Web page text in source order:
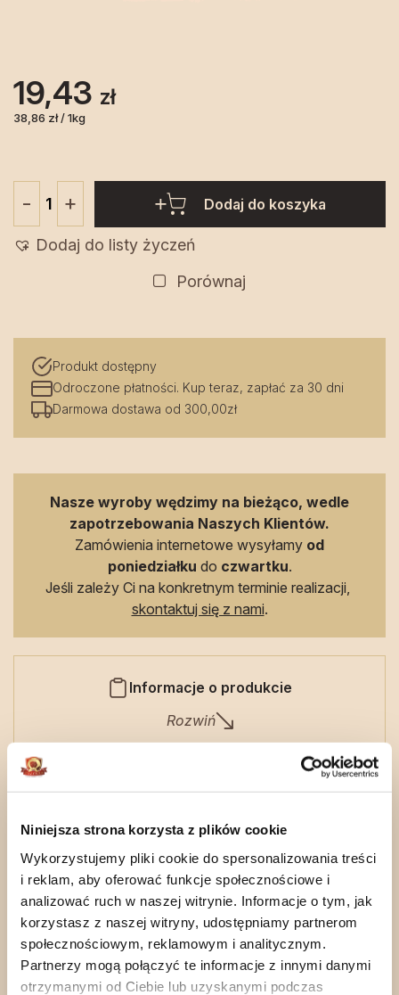
Niniejsza strona korzysta z plików cookie
Wykorzystujemy pliki cookie do spersonalizowania treści
i reklam, aby oferować funkcje społecznościowe i
analizować ruch w naszej witrynie. Informacje o tym, jak
korzystasz z naszej witryny, udostępniamy partnerom
społecznościowym, reklamowym i analitycznym.
Partnerzy mogą połączyć te informacje z innymi danymi
otrzymanymi od Ciebie lub uzyskanymi podczas
19,43 zł
38,86 zł / 1kg
-
Babka
ziemniaczana
+ Dodaj do koszyka
Dodaj do listy życzeń
Porównaj
Produkt dostępny
Odroczone płatności. Kup teraz, zapłać za 30 dni
Darmowa dostawa od 300,00zł
Nasze wyroby wędzimy na bieżąco, wedle
zapotrzebowania Naszych Klientów.
Zamówienia internetowe wysyłamy od
poniedziałku do czwartku.
Jeśli zależy Ci na konkretnym terminie realizacji,
skontaktuj się z nami.
Informacje o produkcie
Rozwiń
zobacz również